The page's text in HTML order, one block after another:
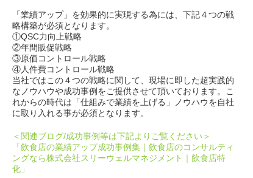
「業績アップ」を効果的に実現する為には、下記４つの戦
略構築が必須となります。
①QSC力向上戦略
②年間販促戦略
③原価コントロール戦略
④人件費コントロール戦略
当社ではこの４つの戦略に関して、現場に即した超実践的
なノウハウや成功事例をご提供させて頂いております。こ
れからの時代は「仕組みで業績を上げる」ノウハウを自社
に取り入れる事が必須となります。
＜関連ブログ/成功事例等は下記よりご覧ください＞
「飲食店の業績アップ成功事例集｜飲食店のコンサルティ
ングなら株式会社スリーウェルマネジメント｜飲食店特
化」